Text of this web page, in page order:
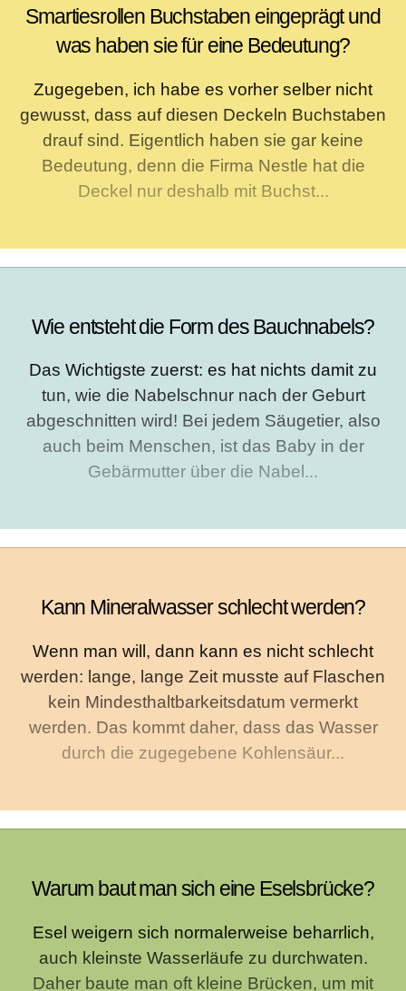
Smartiesrollen Buchstaben eingeprägt und
was haben sie für eine Bedeutung?
Zugegeben, ich habe es vorher selber nicht
gewusst, dass auf diesen Deckeln Buchstaben
drauf sind. Eigentlich haben sie gar keine
Bedeutung, denn die Firma Nestle hat die
Deckel nur deshalb mit Buchst...
Wie entsteht die Form des Bauchnabels?
Das Wichtigste zuerst: es hat nichts damit zu
tun, wie die Nabelschnur nach der Geburt
abgeschnitten wird! Bei jedem Säugetier, also
auch beim Menschen, ist das Baby in der
Gebärmutter über die Nabel...
Kann Mineralwasser schlecht werden?
Wenn man will, dann kann es nicht schlecht
werden: lange, lange Zeit musste auf Flaschen
kein Mindesthaltbarkeitsdatum vermerkt
werden. Das kommt daher, dass das Wasser
durch die zugegebene Kohlensäur...
Warum baut man sich eine Eselsbrücke?
Esel weigern sich normalerweise beharrlich,
auch kleinste Wasserläufe zu durchwaten.
Daher baute man oft kleine Brücken, um mit